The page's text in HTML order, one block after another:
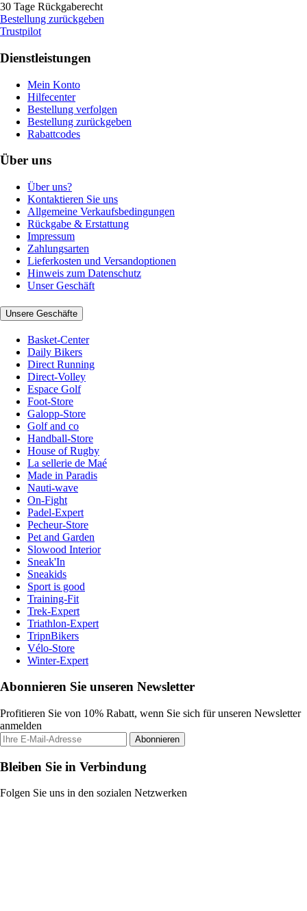
30 Tage Rückgaberecht
Bestellung zurückgeben
Trustpilot
Dienstleistungen
Mein Konto
Hilfecenter
Bestellung verfolgen
Bestellung zurückgeben
Rabattcodes
Über uns
Über uns?
Kontaktieren Sie uns
Allgemeine Verkaufsbedingungen
Rückgabe & Erstattung
Impressum
Zahlungsarten
Lieferkosten und Versandoptionen
Hinweis zum Datenschutz
Unser Geschäft
Unsere Geschäfte
Basket-Center
Daily Bikers
Direct Running
Direct-Volley
Espace Golf
Foot-Store
Galopp-Store
Golf and co
Handball-Store
House of Rugby
La sellerie de Maé
Made in Paradis
Nauti-wave
On-Fight
Padel-Expert
Pecheur-Store
Pet and Garden
Slowood Interior
Sneak'In
Sneakids
Sport is good
Training-Fit
Trek-Expert
Triathlon-Expert
TripnBikers
Vélo-Store
Winter-Expert
Abonnieren Sie unseren Newsletter
Profitieren Sie von 10% Rabatt, wenn Sie sich für unseren Newsletter
anmelden
Abonnieren
Bleiben Sie in Verbindung
Folgen Sie uns in den sozialen Netzwerken